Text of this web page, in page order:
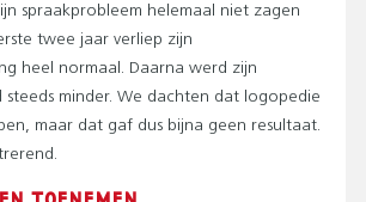
spraakprobleem helemaal niet zagen
twee jaar verliep zijn
heel normaal. Daarna werd zijn
steeds minder. We dachten dat logopedie
maar dat gaf dus bijna geen resultaat.